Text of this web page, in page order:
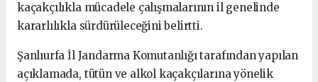
kaçakçılıkla mücadele çalışmalarının il genelinde
kararlılıkla sürdürüleceğini belirtti.
Şanlıurfa İl Jandarma Komutanlığı tarafından yapılan
açıklamada, tütün ve alkol kaçakçılarına yönelik